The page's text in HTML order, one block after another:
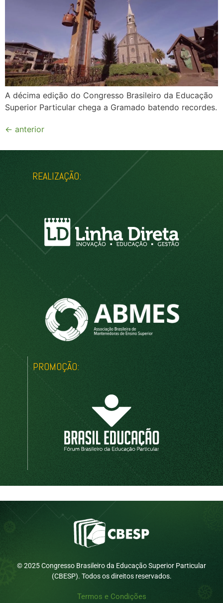
A décima edição do Congresso Brasileiro da Educação
Superior Particular chega a Gramado batendo recordes.
← anterior
REALIZAÇÃO:
PROMOÇÃO:
© 2025 Congresso Brasileiro da Educação Superior Particular
(CBESP). Todos os direitos reservados.
Termos e Condições